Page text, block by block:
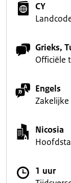
CY
Grieks,
Officiële
Engels
Zakelijke
Nicosia
1 uur